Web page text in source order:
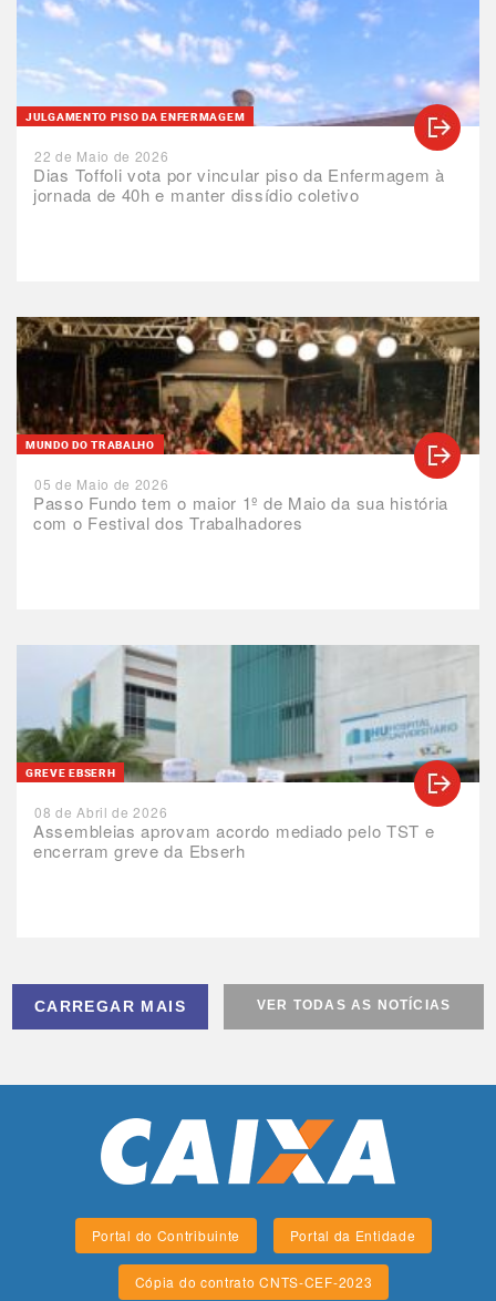
Dias Toffoli vota por vincular piso da Enfermagem à
jornada de 40h e manter dissídio coletivo
JULGAMENTO PISO DA ENFERMAGEM
22 de Maio de 2026
Passo Fundo tem o maior 1º de Maio da sua história
com o Festival dos Trabalhadores
MUNDO DO TRABALHO
05 de Maio de 2026
Assembleias aprovam acordo mediado pelo TST e
encerram greve da Ebserh
GREVE EBSERH
08 de Abril de 2026
CARREGAR MAIS VER TODAS AS NOTÍCIAS
Portal do Contribuinte Portal da Entidade
Cópia do contrato CNTS-CEF-2023